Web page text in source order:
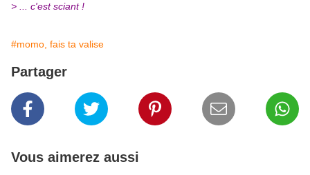
> ... c'est sciant !
#momo, fais ta valise
Partager
Vous aimerez aussi